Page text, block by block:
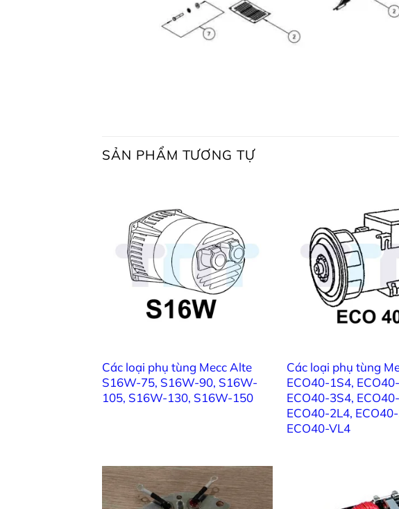
Giá đỡ đầu cuối ổ đĩa MD 35-0, ECO38C –
Giá đỡ đầu cuối ổ đĩa MD 35/1, ECO38C –
Giá đỡ đầu cuối ổ đĩa MD 35/2,
Giá đỡ đầu cuối ổ đĩa MD 35/3, ECO38C –
Màn bảo vệ MD35, ECO38C – (2)
Màn bảo vệ B14-bên trái, ECO38C (554,6mm
Màn bảo vệ B14-bên dưới, ECO38C
SẢN PHẨM TƯƠNG TỰ
Các loại phụ tùng Mecc Alte
S16W-75, S16W-90, S16W-
105, S16W-130, S16W-150
Các loại phụ tùng
ECO40-1S4,
ECO40-3S4,
ECO40-2L4,
ECO40-VL4